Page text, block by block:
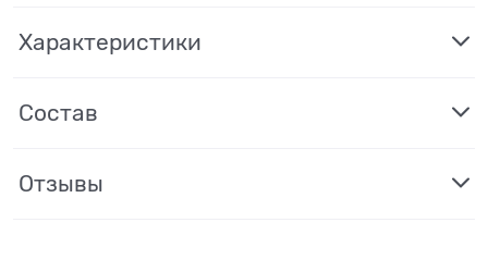
Характеристики
Состав
Отзывы